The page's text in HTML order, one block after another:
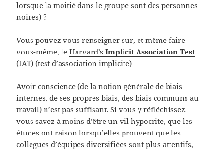
lorsque la moitié dans le groupe sont des personnes
noires) ?
Vous pouvez vous renseigner sur, et même faire
vous-même, leHarvard’sImplicit Association Test
(IAT) (test d’association implicite)
Avoir conscience (de la notion générale de biais
internes, de ses propres biais, des biais communs au
travail) n’est pas suffisant. Si vous y réfléchissez,
vous savez à moins d’être un vil hypocrite, que les
études ont raison lorsqu’elles prouvent que les
collègues d’équipes diversifiées sont plus attentifs,